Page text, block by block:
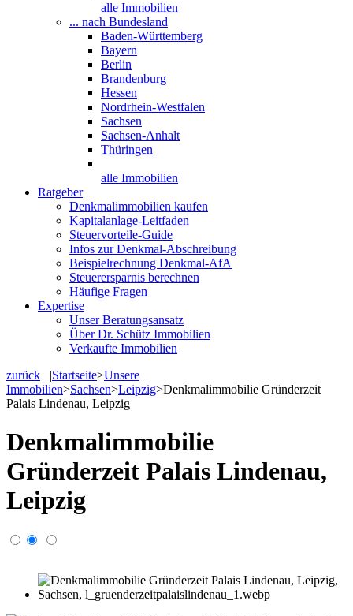
alle Immobilien
... nach Bundesland
Baden-Württemberg
Bayern
Berlin
Brandenburg
Hessen
Nordrhein-Westfalen
Sachsen
Sachsen-Anhalt
Thüringen
alle Immobilien
Ratgeber
Denkmalimmobilien kaufen
Kapitalanlage-Leitfaden
Steuervorteile-Guide
Infos zur Denkmal-Abschreibung
Beispielrechnung Denkmal-AfA
Steuerersparnis berechnen
Häufige Fragen
Expertise
Unser Beratungsansatz
Über Dr. Schütz Immobilien
Verkaufte Immobilien
zurück |Startseite>Unsere
Immobilien>Sachsen>Leipzig>Denkmalimmobilie Gründerzeit
Palais Lindenau, Leipzig
Denkmalimmobilie
Gründerzeit Palais Lindenau,
Leipzig